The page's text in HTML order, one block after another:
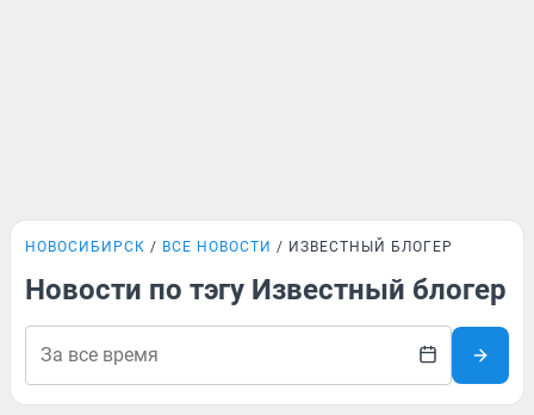
НОВОСИБИРСК ВСЕ НОВОСТИ ИЗВЕСТНЫЙ БЛОГЕР
Новости по тэгу Известный блогер